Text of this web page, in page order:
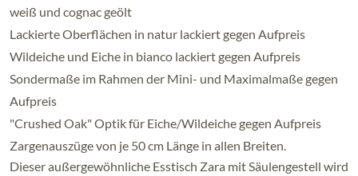
weiß und cognac geölt
Lackierte Oberflächen in natur lackiert gegen Aufpreis
Wildeiche und Eiche in bianco lackiert gegen Aufpreis
Sondermaße im Rahmen der Mini- und Maximalmaße gegen
Aufpreis
"Crushed Oak" Optik für Eiche/Wildeiche gegen Aufpreis
Zargenauszüge von je 50 cm Länge in allen Breiten.
Dieser außergewöhnliche Esstisch Zara mit Säulengestell wird